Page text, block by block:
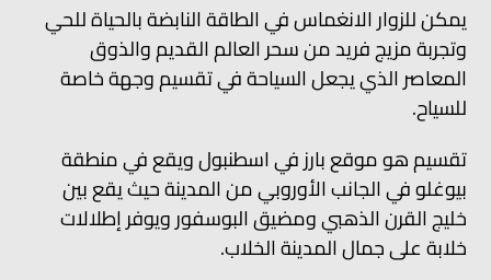
يمكن للزوار الانغماس في الطاقة النابضة بالحياة للحي
وتجربة مزيج فريد من سحر العالم القديم والذوق
المعاصر الذي يجعل السياحة في تقسيم وجهة خاصة
للسياح.
تقسيم هو موقع بارز في اسطنبول ويقع في منطقة
بيوغلو في الجانب الأوروبي من المدينة حيث يقع بين
خليج القرن الذهبي ومضيق البوسفور ويوفر إطلالات
خلابة على جمال المدينة الخلاب.